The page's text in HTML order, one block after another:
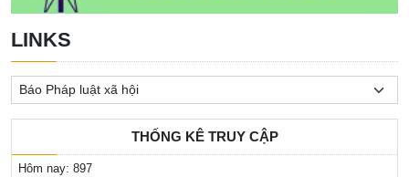
LINKS
THỐNG KÊ TRUY CẬP
Hôm nay: 897